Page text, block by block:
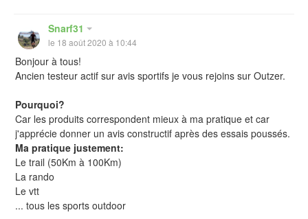
Snarf31
le 18 août 2020 à 10:44
Bonjour à tous!
Ancien testeur actif sur avis sportifs je vous rejoins sur Outzer.
Pourquoi?
Car les produits correspondent mieux à ma pratique et car
j'apprécie donner un avis constructif après des essais poussés.
Ma pratique justement:
Le trail (50Km à 100Km)
La rando
Le vtt
... tous les sports outdoor